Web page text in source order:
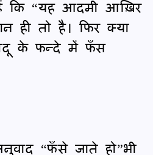
कि “यह आदमी आख़िर
ही तो है। फिर क्या
के फन्दे में फँस
“फँसे जाते हो”भी